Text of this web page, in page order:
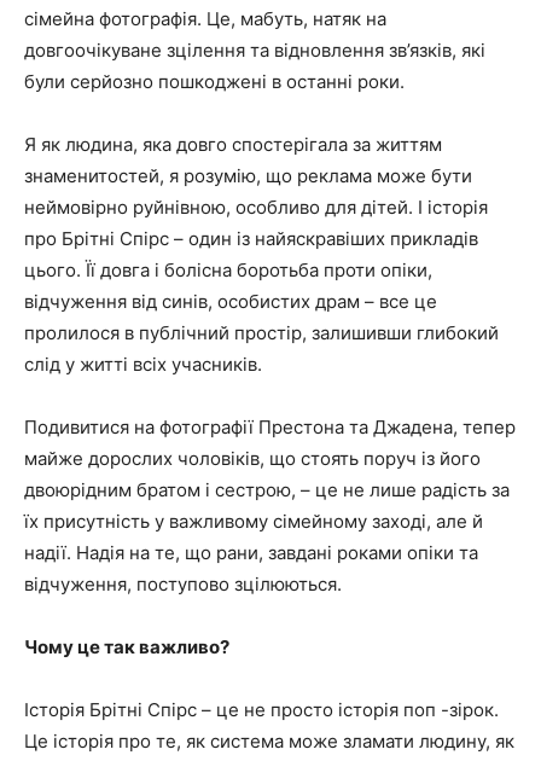
сімейна фотографія. Це, мабуть, натяк на
довгоочікуване зцілення та відновлення зв’язків, які
були серйозно пошкоджені в останні роки.
Я як людина, яка довго спостерігала за життям
знаменитостей, я розумію, що реклама може бути
неймовірно руйнівною, особливо для дітей. І історія
про Брітні Спірс – один із найяскравіших прикладів
цього. Її довга і болісна боротьба проти опіки,
відчуження від синів, особистих драм – все це
пролилося в публічний простір, залишивши глибокий
слід у житті всіх учасників.
Подивитися на фотографії Престона та Джадена, тепер
майже дорослих чоловіків, що стоять поруч із його
двоюрідним братом і сестрою, – це не лише радість за
їх присутність у важливому сімейному заході, але й
надії. Надія на те, що рани, завдані роками опіки та
відчуження, поступово зцілюються.
Чому це так важливо?
Історія Брітні Спірс – це не просто історія поп -зірок.
Це історія про те, як система може зламати людину, як